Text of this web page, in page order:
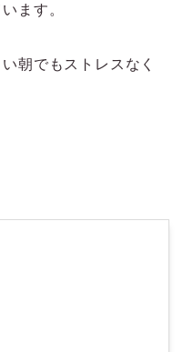
ます。
朝でもストレスなく